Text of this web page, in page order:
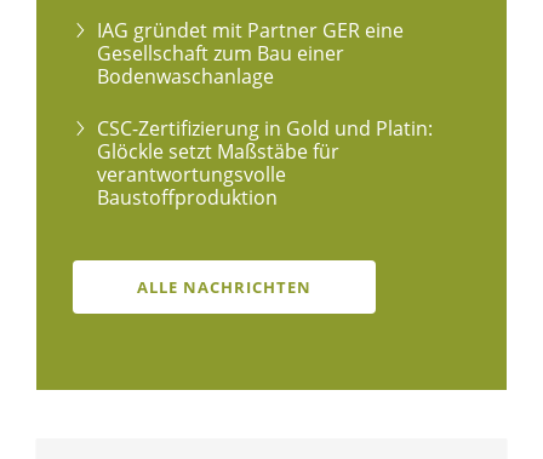
IAG gründet mit Partner GER eine
Gesellschaft zum Bau einer
Bodenwaschanlage
CSC-Zertifizierung in Gold und Platin:
Glöckle setzt Maßstäbe für
verantwortungsvolle
Baustoffproduktion
ALLE NACHRICHTEN